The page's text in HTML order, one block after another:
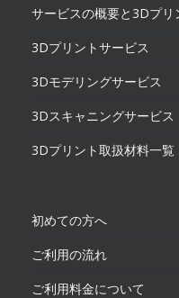
サービスの概要と3Dプ
3Dプリントサービス
3Dモデリングサービス
3Dスキャニングサービス
3Dプリント取扱材料一覧
初めての方へ
ご利用の流れ
ご利用料金について